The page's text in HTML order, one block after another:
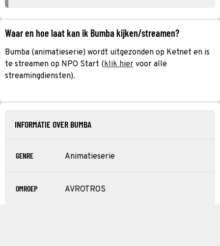
Waar en hoe laat kan ik Bumba kijken/streamen?
Bumba (animatieserie) wordt uitgezonden op Ketnet en is
te streamen op NPO Start (klik hier voor alle
streamingdiensten).
INFORMATIE OVER BUMBA
GENRE Animatieserie
OMROEP AVROTROS